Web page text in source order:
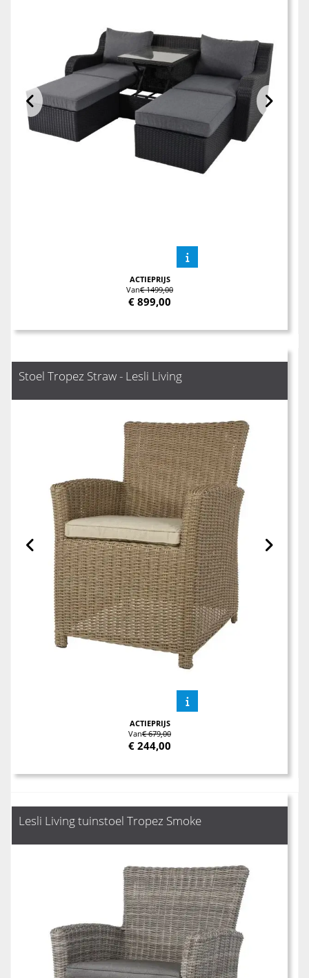
ACTIEPRIJS
Van€ 1499,00
€ 899,00
Stoel Tropez Straw - Lesli Living
ACTIEPRIJS
Van€ 679,00
€ 244,00
Lesli Living tuinstoel Tropez Smoke